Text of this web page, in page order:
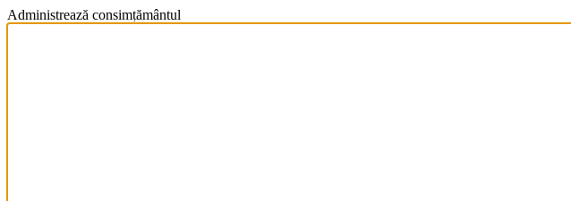
Administrează consimțământul